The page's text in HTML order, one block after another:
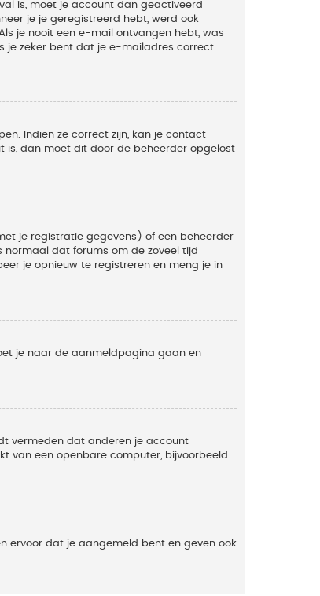
is, moet je account dan geactiveerd
je je geregistreerd hebt, werd ook
je nooit een e-mail ontvangen hebt, was
je zeker bent dat je e-mailadres correct
Indien ze correct zijn, kan je contact
is, dan moet dit door de beheerder opgelost
je registratie gegevens) of een beheerder
dat forums om de zoveel tijd
je opnieuw te registreren en meng je in
je naar de aanmeldpagina gaan en
vermeden dat anderen je account
van een openbare computer, bijvoorbeeld
ervoor dat je aangemeld bent en geven ook